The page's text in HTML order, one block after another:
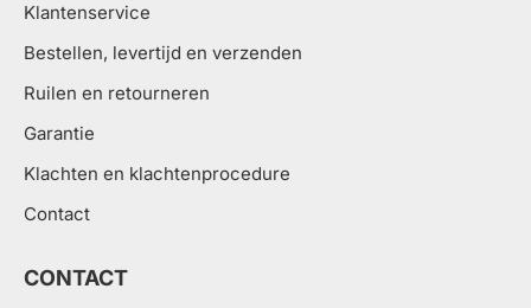
Klantenservice
Bestellen, levertijd en verzenden
Ruilen en retourneren
Garantie
Klachten en klachtenprocedure
Contact
CONTACT